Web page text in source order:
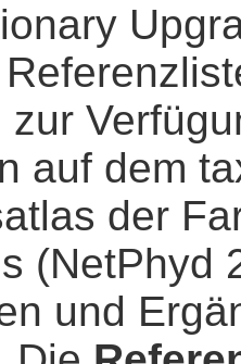
zur
auf dem
der
(NetPhyd
und